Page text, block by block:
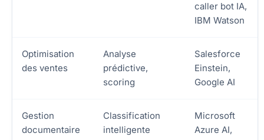
caller bot IA,
IBM Watson
Optimisation
des ventes
Analyse
prédictive,
scoring
Salesforce
Einstein,
Google AI
Gestion
documentaire
Classification
intelligente
Microsoft
Azure AI,